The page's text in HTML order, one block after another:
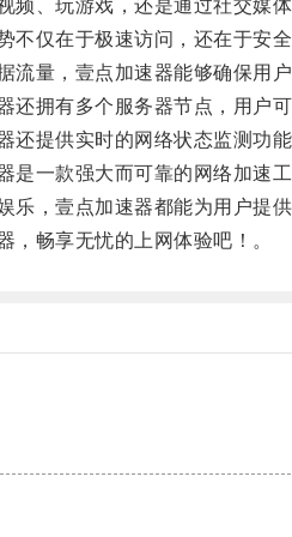
、玩游戏，还是通过社交媒体
仅在于极速访问，还在于安
量，壹点加速器能够确保用户
拥有多个服务器节点，用户可
提供实时的网络状态监测功能
一款强大而可靠的网络加速工
，壹点加速器都能为用户提供
畅享无忧的上网体验吧！。